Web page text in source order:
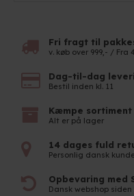
Fri fragt til
v. køb over 999,- / Fra
Dag-til-dag
Bestil inden kl. 11
Kæmpe sortiment
Alt er på lager
14 dages fuld
Personlig dansk
Opbevaring med
Dansk webshop siden